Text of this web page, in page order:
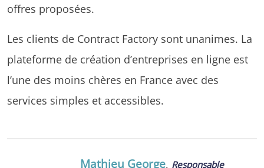
offres proposées.
Les clients de Contract Factory sont unanimes. La
plateforme de création d’entreprises en ligne est
l’une des moins chères en France avec des
services simples et accessibles.
Mathieu George, Responsable